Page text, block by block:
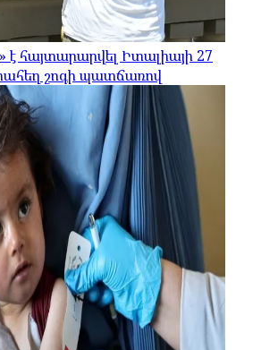
հայտարարվել Իտալիայի 27
շոգի պատճառով